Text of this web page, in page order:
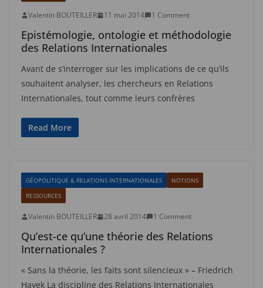
Valentin BOUTEILLER 11 mai 2014 1 Comment
Epistémologie, ontologie et méthodologie
des Relations Internationales
Avant de s’interroger sur les implications de ce qu’ils
souhaitent analyser, les chercheurs en Relations
Internationales, tout comme leurs confrères
Read More
GÉOPOLITIQUE & RELATIONS INTERNATIONALES
NOTIONS
RESSOURCES
Valentin BOUTEILLER 28 avril 2014 1 Comment
Qu’est-ce qu’une théorie des Relations
Internationales ?
« Sans la théorie, les faits sont silencieux » – Friedrich
Hayek La discipline des Relations Internationales